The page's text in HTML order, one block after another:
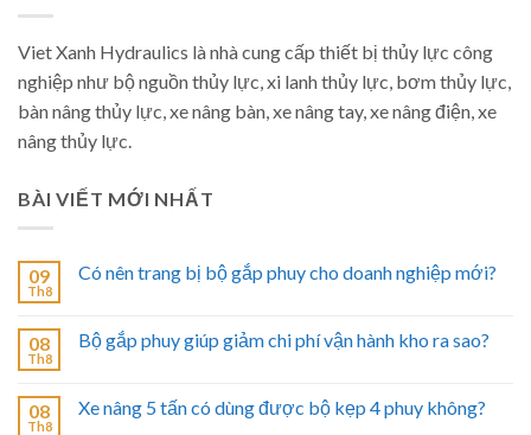
Viet Xanh Hydraulics là nhà cung cấp thiết bị thủy lực công
nghiệp như bộ nguồn thủy lực, xi lanh thủy lực, bơm thủy lực,
bàn nâng thủy lực, xe nâng bàn, xe nâng tay, xe nâng điện, xe
nâng thủy lực.
BÀI VIẾT MỚI NHẤT
09
Th8
Có nên trang bị bộ gắp phuy cho doanh nghiệp mới?
08
Th8
Bộ gắp phuy giúp giảm chi phí vận hành kho ra sao?
08
Th8
Xe nâng 5 tấn có dùng được bộ kẹp 4 phuy không?